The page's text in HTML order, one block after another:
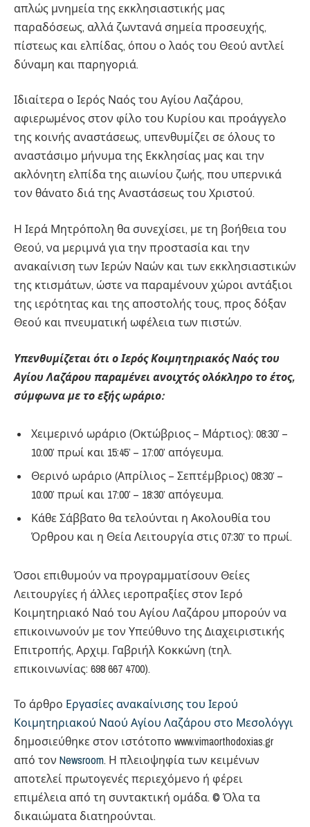
απλώς μνημεία της εκκλησιαστικής μας
παραδόσεως, αλλά ζωντανά σημεία προσευχής,
πίστεως και ελπίδας, όπου ο λαός του Θεού αντλεί
δύναμη και παρηγοριά.
Ιδιαίτερα ο Ιερός Ναός του Αγίου Λαζάρου,
αφιερωμένος στον φίλο του Κυρίου και προάγγελο
της κοινής αναστάσεως, υπενθυμίζει σε όλους το
αναστάσιμο μήνυμα της Εκκλησίας μας και την
ακλόνητη ελπίδα της αιωνίου ζωής, που υπερνικά
τον θάνατο διά της Αναστάσεως του Χριστού.
Η Ιερά Μητρόπολη θα συνεχίσει, με τη βοήθεια του
Θεού, να μεριμνά για την προστασία και την
ανακαίνιση των Ιερών Ναών και των εκκλησιαστικών
της κτισμάτων, ώστε να παραμένουν χώροι αντάξιοι
της ιερότητας και της αποστολής τους, προς δόξαν
Θεού και πνευματική ωφέλεια των πιστών.
Υπενθυμίζεται ότι ο Ιερός Κοιμητηριακός Ναός του
Αγίου Λαζάρου παραμένει ανοιχτός ολόκληρο το έτος,
σύμφωνα με το εξής ωράριο:
Χειμερινό ωράριο (Οκτώβριος – Μάρτιος): 08:30’ –
10:00’ πρωί και 15:45’ – 17:00’ απόγευμα.
Θερινό ωράριο (Απρίλιος – Σεπτέμβριος) 08:30’ –
10:00’ πρωί και 17:00’ – 18:30’ απόγευμα.
Κάθε Σάββατο θα τελούνται η Ακολουθία του
Όρθρου και η Θεία Λειτουργία στις 07:30’ το πρωί.
Όσοι επιθυμούν να προγραμματίσουν Θείες
Λειτουργίες ή άλλες ιεροπραξίες στον Ιερό
Κοιμητηριακό Ναό του Αγίου Λαζάρου μπορούν να
επικοινωνούν με τον Υπεύθυνο της Διαχειριστικής
Επιτροπής, Αρχιμ. Γαβριήλ Κοκκώνη (τηλ.
επικοινωνίας: 698 667 4700).
Το άρθρο Εργασίες ανακαίνισης του Ιερού
Κοιμητηριακού Ναού Αγίου Λαζάρου στο Μεσολόγγι
δημοσιεύθηκε στον ιστότοπο www.vimaorthodoxias.gr
από τον Newsroom. Η πλειοψηφία των κειμένων
αποτελεί πρωτογενές περιεχόμενο ή φέρει
επιμέλεια από τη συντακτική ομάδα. © Όλα τα
δικαιώματα διατηρούνται.